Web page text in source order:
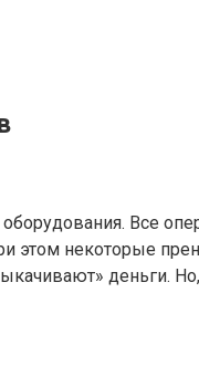
Все
некоторые
деньги.